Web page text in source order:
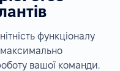
функціоналу
вашої команди.